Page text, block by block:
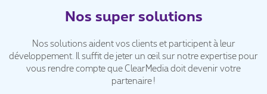
Nos super solutions
Nos solutions aident vos clients et participent à leur
développement. Il suffit de jeter un œil sur notre expertise pour
vous rendre compte que ClearMedia doit devenir votre
partenaire !